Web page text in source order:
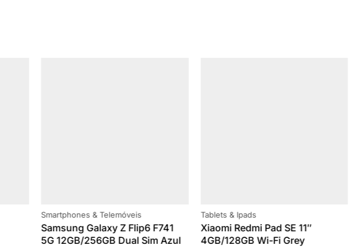
Smartphones & Telemóveis
Samsung Galaxy Z Flip6 F741
5G 12GB/256GB Dual Sim Azul
Tablets & Ipads
Xiaomi Redmi Pad SE 11″
4GB/128GB Wi-Fi Grey